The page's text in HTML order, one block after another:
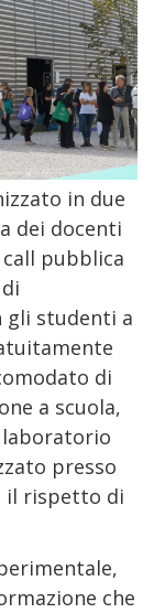
in due
dei docenti
pubblica
gli studenti a
di
a scuola,
laboratorio
presso
il rispetto di
che